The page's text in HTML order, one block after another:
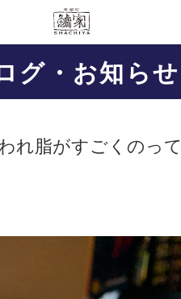
グ・お知らせ
れ脂がすごくのって